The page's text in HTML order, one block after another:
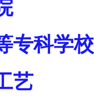
专科学校
艺